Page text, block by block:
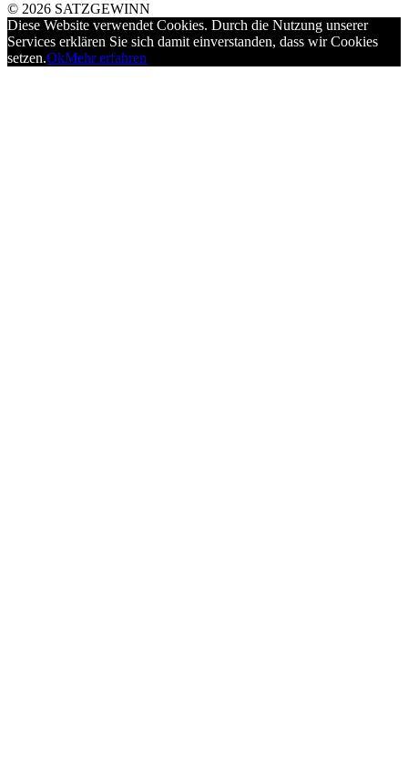
© 2026 SATZGEWINN
Diese Website verwendet Cookies. Durch die Nutzung unserer
Services erklären Sie sich damit einverstanden, dass wir Cookies
setzen.OkMehr erfahren